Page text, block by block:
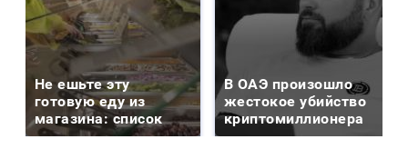
Не ешьте эту
готовую еду из
магазина: список
В ОАЭ произошло
жестокое убийство
криптомиллионера